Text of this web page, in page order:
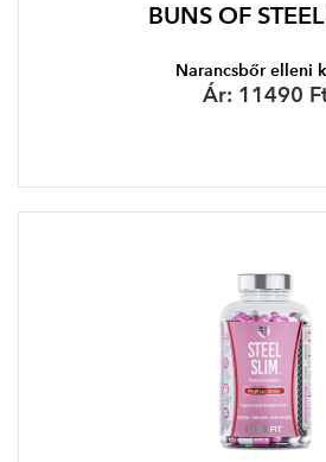
BUNS OF
Narancsbőr elleni
Ár: 11490